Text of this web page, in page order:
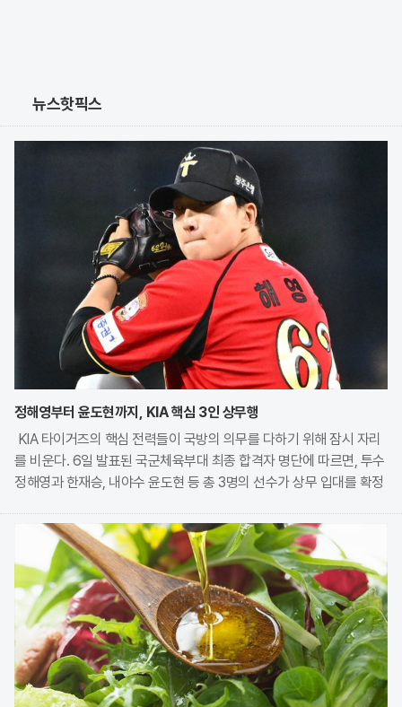
뉴스핫픽스
정해영부터 윤도현까지, KIA 핵심 3인 상무행
KIA 타이거즈의 핵심 전력들이 국방의 의무를 다하기 위해 잠시 자리
를 비운다. 6일 발표된 국군체육부대 최종 합격자 명단에 따르면, 투수
정해영과 한재승, 내야수 윤도현 등 총 3명의 선수가 상무 입대를 확정
을 보였으나, 최종적으로 구단과